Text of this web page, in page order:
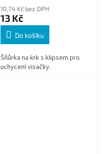
10,74 Kč bez DPH
13 Kč
Do košíku
Šňůrka na krk s klipsem pro
uchycení visačky.